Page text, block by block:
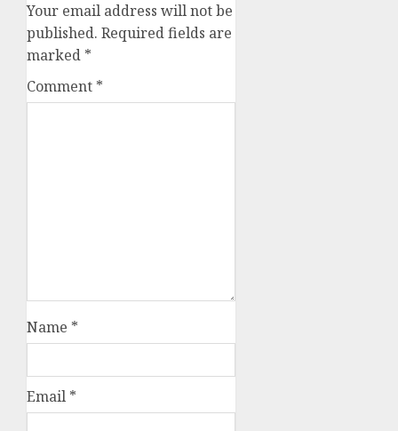
Your email address will not be
published. Required fields are
marked *
Comment *
Name *
Email *